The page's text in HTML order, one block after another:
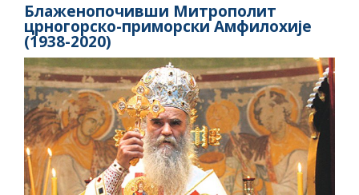
Блаженопочивши Митрополит
црногорско-приморски Амфилохије
(1938-2020)